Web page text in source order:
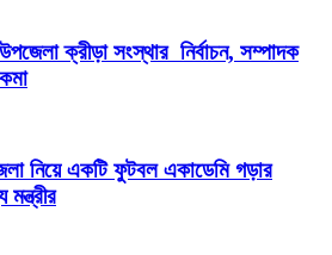
ক্রীড়া সংস্থার নির্বাচন, সম্পাদক
নিয়ে একটি ফুটবল একাডেমি গড়ার